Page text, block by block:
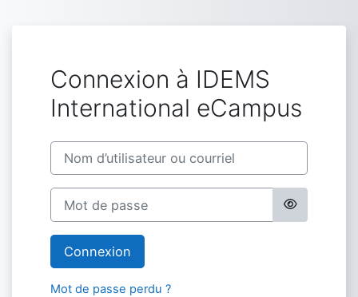
Connexion à IDEMS
International eCampus
Procédure de création de compte
Nom d’utilisateur ou courriel
Mot de passe
Connexion
Mot de passe perdu ?